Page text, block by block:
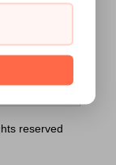
reserved